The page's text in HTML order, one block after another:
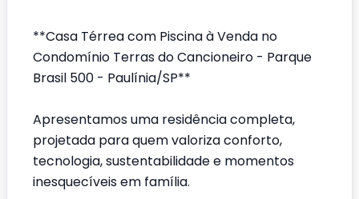
**Casa Térrea com Piscina à Venda no
Condomínio Terras do Cancioneiro - Parque
Brasil 500 - Paulínia/SP**
Apresentamos uma residência completa,
projetada para quem valoriza conforto,
tecnologia, sustentabilidade e momentos
inesquecíveis em família.